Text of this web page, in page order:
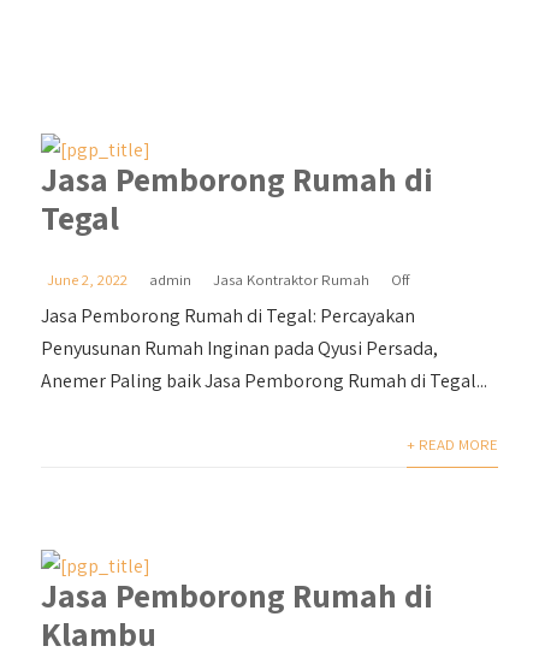
Jasa Pemborong Rumah di
Tegal
June 2, 2022 admin Jasa Kontraktor Rumah Off
Jasa Pemborong Rumah di Tegal: Percayakan
Penyusunan Rumah Inginan pada Qyusi Persada,
Anemer Paling baik Jasa Pemborong Rumah di Tegal...
+ READ MORE
Jasa Pemborong Rumah di
Klambu